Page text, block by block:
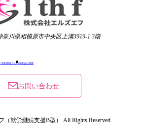
奈川県相模原市中央区上溝3919-1 3階
覧 利用者さんの日報会社概要
お問い合わせ
（就労継続支援B型） All Rights Reserved.